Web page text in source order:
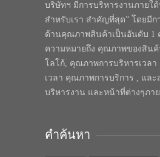
บริษัทฯ มีการบริหารงานภายใ
สำหรับเรา สำคัญที่สุด” โดยมี
ด้านคุณภาพสินค้าเป็นอันดับ 1
ความหมายถึง คุณภาพของสิน
โลโก้, คุณภาพการบริหารเวลา
เวลา คุณภาพการบริการ , แล
บริหารงาน และหน้าที่ต่างๆภา
คำค้นหา